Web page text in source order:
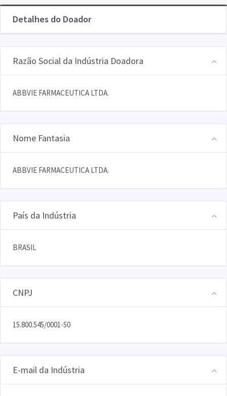
Detalhes do Doador
Razão Social da Indústria Doadora
ABBVIE FARMACEUTICA LTDA.
Nome Fantasia
ABBVIE FARMACEUTICA LTDA.
País da Indústria
BRASIL
CNPJ
15.800.545/0001-50
E-mail da Indústria